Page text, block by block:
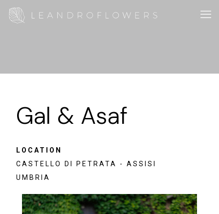
Gal & Asaf
LOCATION
CASTELLO DI PETRATA - ASSISI
UMBRIA